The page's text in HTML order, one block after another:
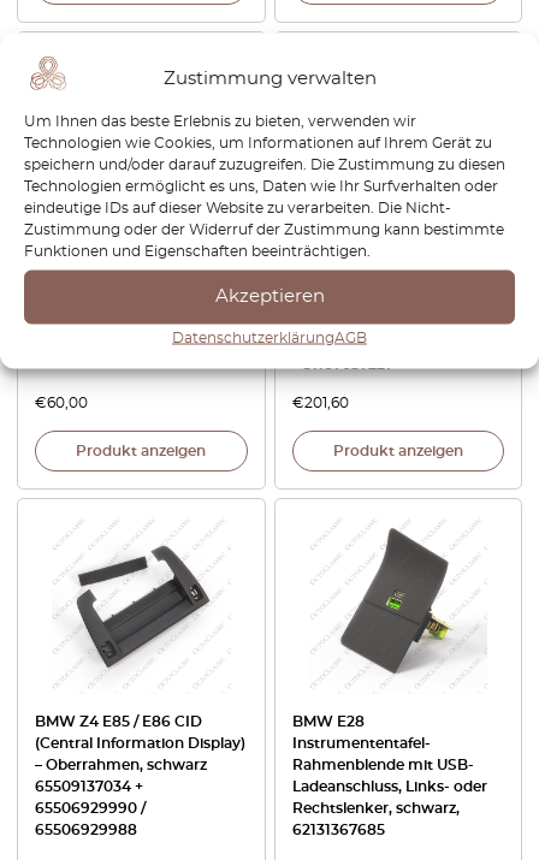
Zustimmung verwalten
Um Ihnen das beste Erlebnis zu bieten, verwenden wir
Technologien wie Cookies, um Informationen auf Ihrem Gerät zu
speichern und/oder darauf zuzugreifen. Die Zustimmung zu diesen
Technologien ermöglicht es uns, Daten wie Ihr Surfverhalten oder
eindeutige IDs auf dieser Website zu verarbeiten. Die Nicht-
Zustimmung oder der Widerruf der Zustimmung kann bestimmte
Funktionen und Eigenschaften beeinträchtigen.
Akzeptieren
DatenschutzerklärungAGB
BMW E9 Armaturenbrett-
€60,00
Produkt anzeigen
BMW Z4 E85 / E86
Anzeigen auf der Fahrerseite
– 3 Ausführungen – Links-
oder Rechtslenker – Schwarz
€201,60
Produkt anzeigen
BMW Z4 E85 / E86 CID
(Central Information Display)
– Oberrahmen, schwarz
65509137034 +
65506929990 /
65506929988
BMW E28
Instrumententafel-
Rahmenblende mit USB-
Ladeanschluss, Links- oder
Rechtslenker, schwarz,
62131367685